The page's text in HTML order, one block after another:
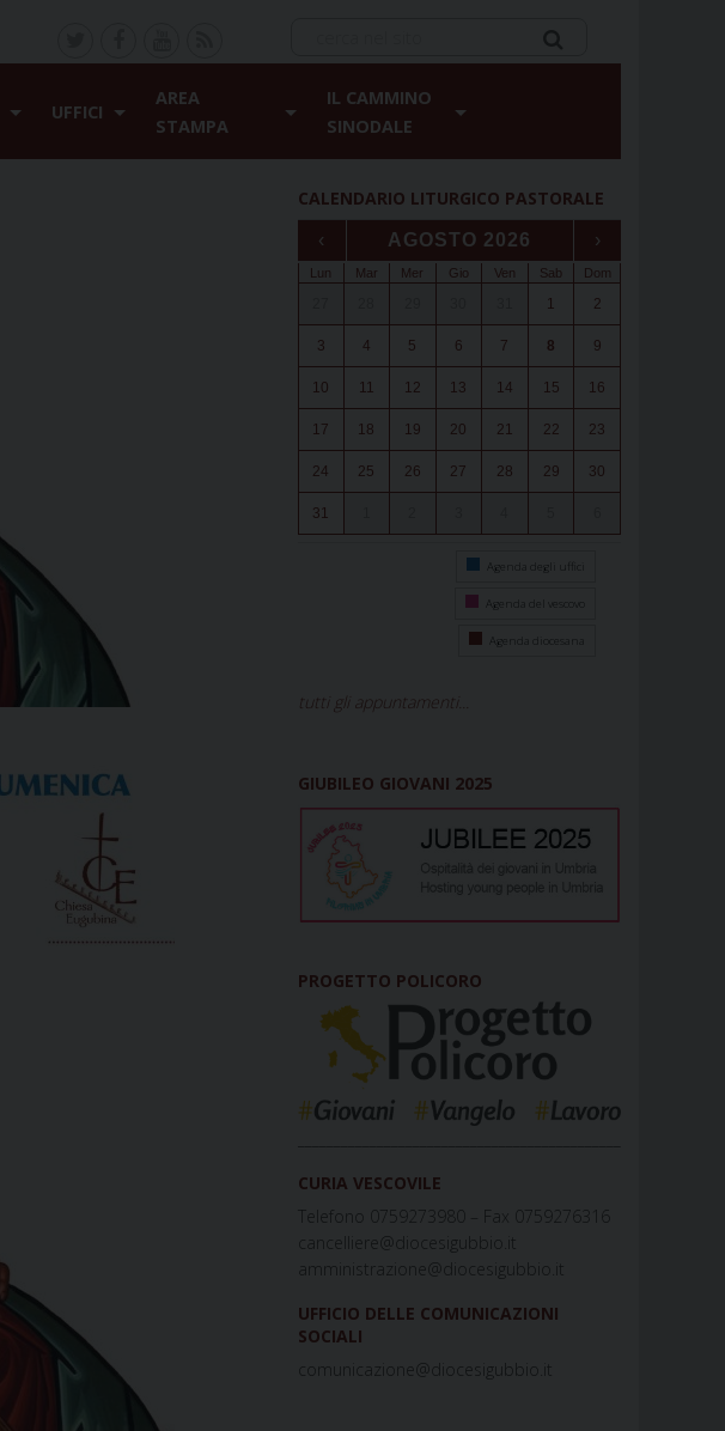
UFFICI
AREA
STAMPA
IL CAMMINO
SINODALE
CALENDARIO LITURGICO PASTORALE
‹ AGOSTO 2026 ›
Lun Mar Mer Gio Ven Sab Dom
1 2
3 4 5 6 7 8 9
10 11 12 13 14 15 16
17 18 19 20 21 22 23
24 25 26 27 28 29 30
31
Agenda degli uffici
Agenda del vescovo
Agenda diocesana
tutti gli appuntamenti...
GIUBILEO GIOVANI 2025
PROGETTO POLICORO
CURIA VESCOVILE
Telefono 0759273980 – Fax 0759276316
cancelliere@diocesigubbio.it
amministrazione@diocesigubbio.it
UFFICIO DELLE COMUNICAZIONI
SOCIALI
comunicazione@diocesigubbio.it